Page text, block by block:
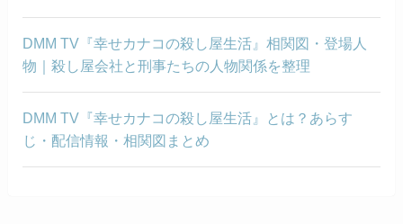
DMM TV『幸せカナコの殺し屋生活』相関図・登場人
物｜殺し屋会社と刑事たちの人物関係を整理
DMM TV『幸せカナコの殺し屋生活』とは？あらす
じ・配信情報・相関図まとめ